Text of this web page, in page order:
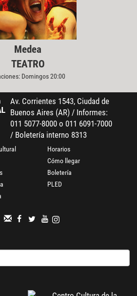
Medea
TEATRO
Domingos 20:00
Av. Corrientes 1543, Ciudad de
Buenos Aires (AR) / Informes:
011 5077-8000 o 011 6091-7000
/ Boletería interno 8313
Horarios
Cómo llegar
Boletería
PLED